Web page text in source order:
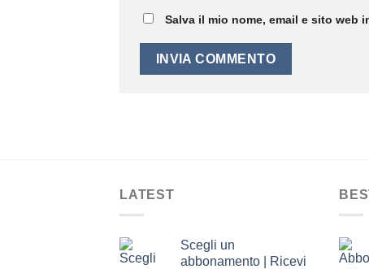
Salva il mio nome, email e sito web
LATEST
Scegli un
abbonamento | Ricevi